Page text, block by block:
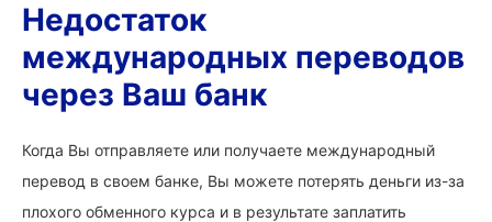
Недостаток
международных переводов
через Ваш банк
Когда Вы отправляете или получаете международный
перевод в своем банке, Вы можете потерять деньги из-за
плохого обменного курса и в результате заплатить